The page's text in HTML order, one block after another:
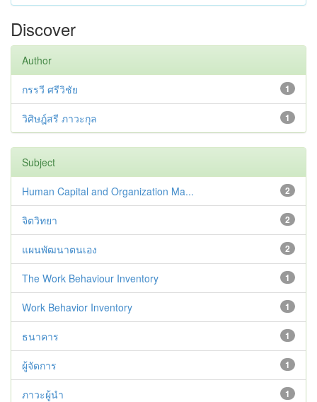
Discover
Author
1
กรรวี ศรีวิชัย
1
วิศิษฎ์สรี ภาวะกุล
Subject
2
Human Capital and Organization Ma...
2
จิตวิทยา
2
แผนพัฒนาตนเอง
1
The Work Behaviour Inventory
1
Work Behavior Inventory
1
ธนาคาร
1
ผู้จัดการ
1
ภาวะผู้นำ